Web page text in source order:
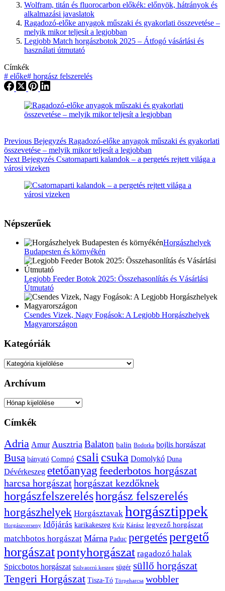
Wolfram, titán és fluorocarbon előkék: előnyök, hátrányok és
alkalmazási javaslatok
Ragadozó-előke anyagok műszaki és gyakorlati összevetése –
melyik mikor teljesít a legjobban
Legjobb Match horgászbotok 2025 – Átfogó vásárlási és
használati útmutató
Címkék
# előke# horgász felszerelés
Previous Bejegyzés Ragadozó-előke anyagok műszaki és gyakorlati
összevetése – melyik mikor teljesít a legjobban
Next Bejegyzés Csatornaparti kalandok – a pergetés rejtett világa a
városi vizeken
Népszerűek
Horgászhelyek
Budapesten és környékén
Legjobb Feeder Botok 2025: Összehasonlítás és Vásárlási
Útmutató
Csendes Vizek, Nagy Fogások: A Legjobb Horgászhelyek
Magyarországon
Kategóriák
Kategóriák
Archívum
Archívum
Címkék
Adria Amur Ausztria Balaton balin Bodorka bojlis horgászat
Busa bányató Compó csali csuka Domolykó Duna
Dévérkeszeg etetőanyag feederbotos horgászat
harcsa horgászathorgászat kezdőknek
horgászfelszereléshorgász felszerelés
horgászhelyek Horgásztavak horgásztippek
Horgászverseny Időjárás karikakeszeg Kvíz Kárász legyező horgászat
matchbotos horgászat Márna Paduc pergetéspergető
horgászatpontyhorgászat ragadozó halak
Spiccbotos horgászat Szilvaorrú keszeg sügér süllő horgászat
Tengeri Horgászat Tisza-Tó Törpeharcsa wobbler